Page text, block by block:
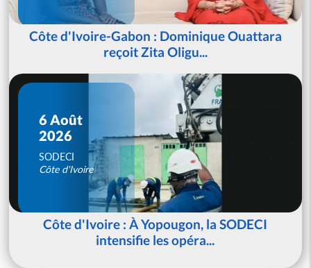
Côte d'Ivoire-Gabon : Dominique Ouattara
reçoit Zita Oligu...
6 Août
2026
SODECI
Côte d'Ivoire
Côte d'Ivoire : À Yopougon, la SODECI
intensifie les opéra...